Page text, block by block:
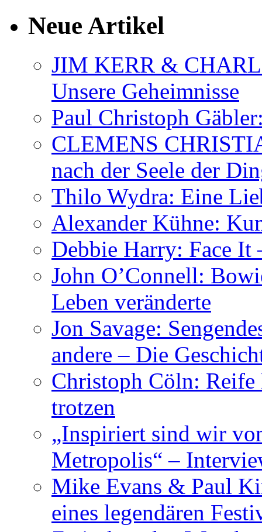
Neue Artikel
JIM KERR &
Unsere Geheimnisse
Paul Christoph
CLEMENS
nach der Seele der
Thilo Wydra: Eine
Alexander Kühne:
Debbie Harry: Face
John O’Connell:
Leben veränderte
Jon Savage:
andere – Die
Christoph Cöln:
trotzen
„Inspiriert sind wir
Metropolis“ –
Mike Evans & Paul
eines legendären